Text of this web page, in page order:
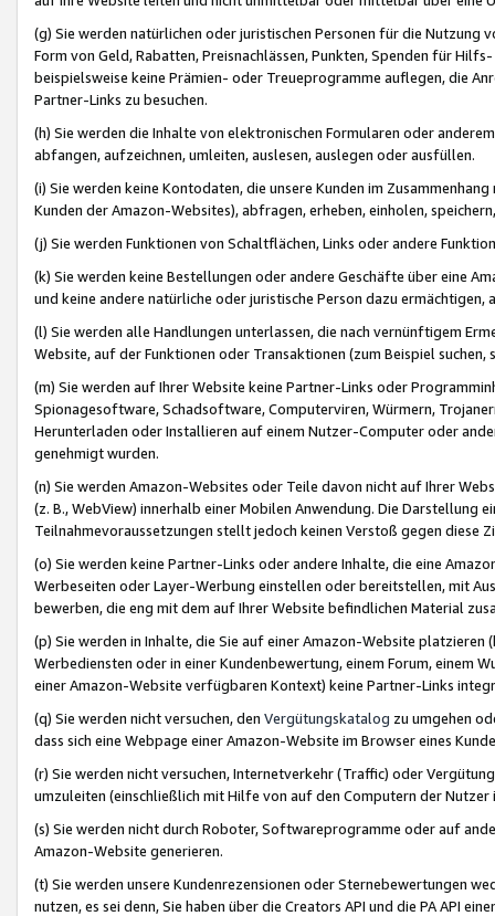
(g) Sie werden natürlichen oder juristischen Personen für die Nutzung
Form von Geld, Rabatten, Preisnachlässen, Punkten, Spenden für
beispielsweise keine Prämien- oder Treueprogramme auflegen, die
Partner-Links zu besuchen.
(h) Sie werden die Inhalte von elektronischen Formularen oder
abfangen, aufzeichnen, umleiten, auslesen, auslegen oder ausfüllen.
(i) Sie werden keine Kontodaten, die unsere Kunden im
Kunden der Amazon-Websites), abfragen, erheben, einholen,
(j) Sie werden Funktionen von Schaltflächen, Links oder andere
(k) Sie werden keine Bestellungen oder andere Geschäfte über eine
und keine andere natürliche oder juristische Person dazu
(l) Sie werden alle Handlungen unterlassen, die nach vernünftigem
Website, auf der Funktionen oder Transaktionen (zum Beispiel
(m) Sie werden auf Ihrer Website keine Partner-Links oder
Spionagesoftware, Schadsoftware, Computerviren, Würmern,
Herunterladen oder Installieren auf einem Nutzer-Computer oder
genehmigt wurden.
(n) Sie werden Amazon-Websites oder Teile davon nicht auf Ihrer
(z. B., WebView) innerhalb einer Mobilen Anwendung. Die Darstellung
Teilnahmevoraussetzungen stellt jedoch keinen Verstoß gegen diese
(o) Sie werden keine Partner-Links oder andere Inhalte, die eine
Werbeseiten oder Layer-Werbung einstellen oder bereitstellen, mit
bewerben, die eng mit dem auf Ihrer Website befindlichen Material
(p) Sie werden in Inhalte, die Sie auf einer Amazon-Website
Werbediensten oder in einer Kundenbewertung, einem Forum, einem
einer Amazon-Website verfügbaren Kontext) keine Partner-Links
(q) Sie werden nicht versuchen, den Vergütungskatalog zu umgehen
dass sich eine Webpage einer Amazon-Website im Browser eines
(r) Sie werden nicht versuchen, Internetverkehr (Traffic) oder
umzuleiten (einschließlich mit Hilfe von auf den Computern der
(s) Sie werden nicht durch Roboter, Softwareprogramme oder auf
Amazon-Website generieren.
(t) Sie werden unsere Kundenrezensionen oder Sternebewertungen
nutzen, es sei denn, Sie haben über die Creators API und die PA API